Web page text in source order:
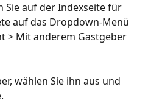
Sie auf der Indexseite für
auf das Dropdown-Menü
> Mit anderem Gastgeber
wählen Sie ihn aus und